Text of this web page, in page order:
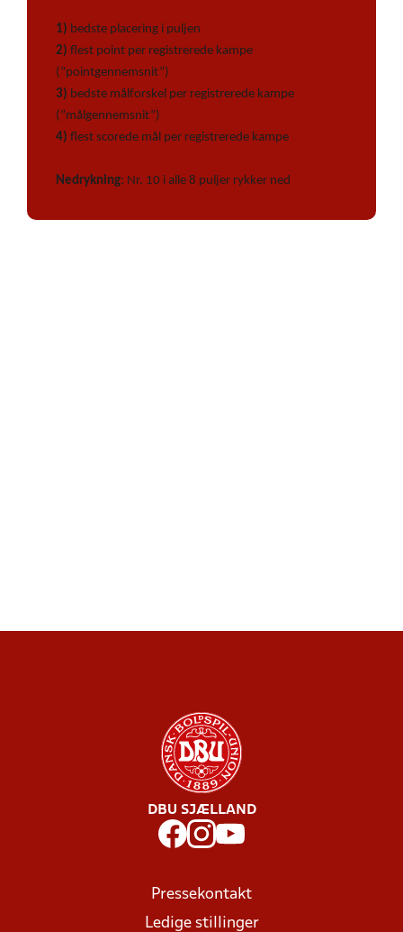
1) bedste placering i puljen
2) flest point per registrerede kampe
(”pointgennemsnit”)
3) bedste målforskel per registrerede kampe
(”målgennemsnit”)
4) flest scorede mål per registrerede kampe
Nedrykning: Nr. 10 i alle 8 puljer rykker ned
DBU SJÆLLAND
Pressekontakt
Ledige stillinger